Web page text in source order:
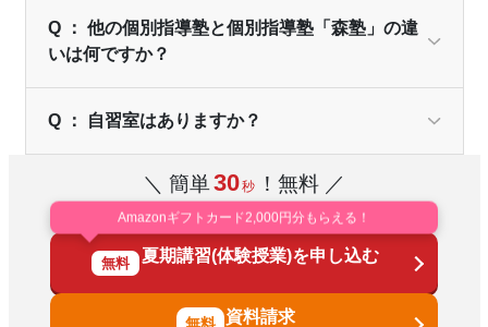
Q ： 他の個別指導塾と個別指導塾「森塾」の違
いは何ですか？
Q ： 自習室はありますか？
＼ 簡単30秒 ！無料 ／
Amazonギフトカード2,000円分もらえる！
無料 夏期講習(体験授業)を申し込む
資料請求